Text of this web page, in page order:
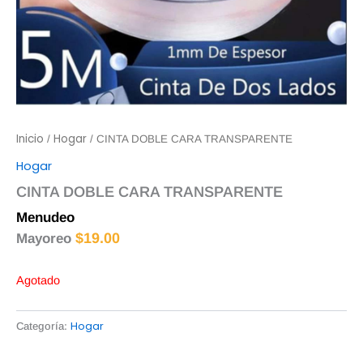
Inicio / Hogar / CINTA DOBLE CARA TRANSPARENTE
Hogar
CINTA DOBLE CARA TRANSPARENTE
Menudeo
Mayoreo $19.00
Agotado
Categoría: Hogar